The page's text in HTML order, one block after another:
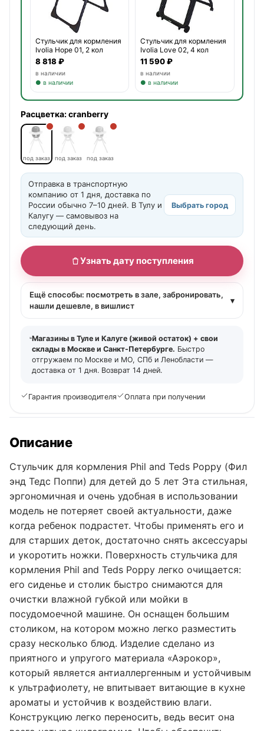
Стульчик для кормления
Ivolia Hope 01, 2 кол
8 818 ₽
в наличии
● в наличии
Стульчик для кормления
Ivolia Love 02, 4 кол
11 590 ₽
в наличии
● в наличии
Расцветка:cranberry
под заказ под заказ под заказ
Отправка в транспортную
компанию от 1 дня, доставка по
России обычно 7–10 дней. В Тулу и
Калугу — самовывоз на
следующий день.
Выбрать город
Узнать дату поступления
Ещё способы: посмотреть в зале, забронировать,
нашли дешевле, в вишлист
▾
Магазины в Туле и Калуге (живой остаток) + свои
склады в Москве и Санкт-Петербурге. Быстро
отгружаем по Москве и МО, СПб и Ленобласти —
доставка от 1 дня. Возврат 14 дней.
Гарантия производителя Оплата при получении
Описание
Стульчик для кормления Phil and Teds Poppy (Фил
энд Тедс Поппи) для детей до 5 лет Эта стильная,
эргономичная и очень удобная в использовании
модель не потеряет своей актуальности, даже
когда ребенок подрастет. Чтобы применять его и
для старших деток, достаточно снять аксессуары
и укоротить ножки. Поверхность стульчика для
кормления Phil and Teds Poppy легко очищается:
его сиденье и столик быстро снимаются для
очистки влажной губкой или мойки в
посудомоечной машине. Он оснащен большим
столиком, на котором можно легко разместить
сразу несколько блюд. Изделие сделано из
приятного и упругого материала «Аэрокор»,
который является антиаллергенным и устойчивым
к ультрафиолету, не впитывает витающие в кухне
ароматы и устойчив к воздействию влаги.
Конструкцию легко переносить, ведь весит она